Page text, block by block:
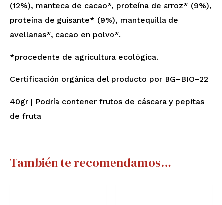
(12%), manteca de cacao*, proteína de arroz* (9%),
proteína de guisante* (9%), mantequilla de
avellanas*, cacao en polvo*.
*procedente de agricultura ecológica.
Certificación orgánica del producto por BG–BIO–22
40gr | Podría contener frutos de cáscara y pepitas
de fruta
También te recomendamos…